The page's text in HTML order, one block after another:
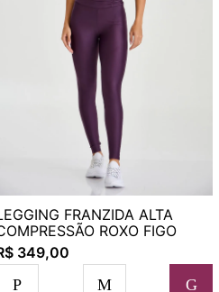
FRANZIDA ALTA
ROXO FIGO
349,00
P
M G